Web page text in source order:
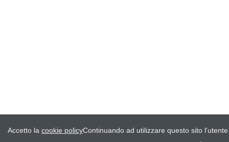
Accetto la cookie policyContinuando ad utilizzare questo sito